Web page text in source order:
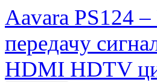
Aavara PS124
передачу
HDMI HDTV